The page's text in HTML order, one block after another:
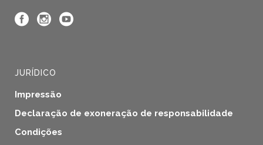
JURÍDICO
Impressão
Declaração de exoneração de responsabilidade
Condições